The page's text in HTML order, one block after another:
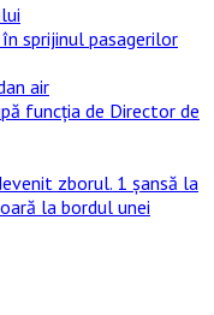
sprijinul pasagerilor
funcția de Director de
zborul. 1 șansă la
la bordul unei